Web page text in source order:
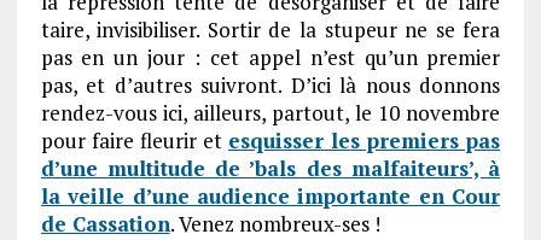
taire, invisibiliser. Sortir de la stupeur ne se fera
pas en un jour : cet appel n’est qu’un premier
pas, et d’autres suivront. D’ici là nous donnons
rendez-vous ici, ailleurs, partout, le 10 novembre
pour faire fleurir et esquisser les premiers pas
d’une multitude de ’bals des malfaiteurs’, à
la veille d’une audience importante en Cour
de Cassation. Venez nombreux-ses !